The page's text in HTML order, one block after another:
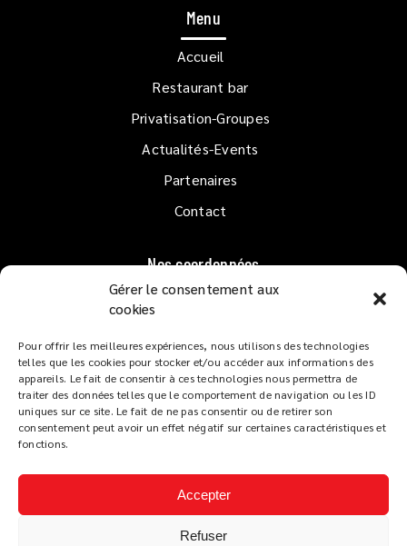
Gérer le consentement aux
cookies
Pour offrir les meilleures expériences, nous utilisons des technologies
telles que les cookies pour stocker et/ou accéder aux informations des
appareils. Le fait de consentir à ces technologies nous permettra de
traiter des données telles que le comportement de navigation ou les ID
uniques sur ce site. Le fait de ne pas consentir ou de retirer son
consentement peut avoir un effet négatif sur certaines caractéristiques et
fonctions.
Accepter
Refuser
Menu
Accueil
Restaurant bar
Privatisation-Groupes
Actualités-Events
Partenaires
Contact
Nos coordonnées
1er étage QUAI GOSLAR
33120 ARCACHON
Lundi au Dimanchede 10h à 02h
Service restaurant :
De 12h à 14h et de 19h à 22h
Tapas dès 18h